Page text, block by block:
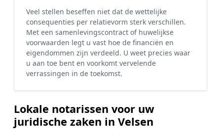
Veel stellen beseffen niet dat de wettelijke
consequenties per relatievorm sterk verschillen.
Met een samenlevingscontract of huwelijkse
voorwaarden legt u vast hoe de financiën en
eigendommen zijn verdeeld. U weet precies waar
u aan toe bent en voorkomt vervelende
verrassingen in de toekomst.
Lokale notarissen voor uw
juridische zaken in Velsen